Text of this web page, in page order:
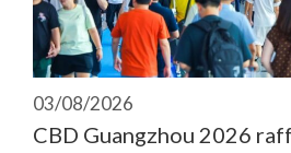
03/08/2026
CBD Guangzhou 2026